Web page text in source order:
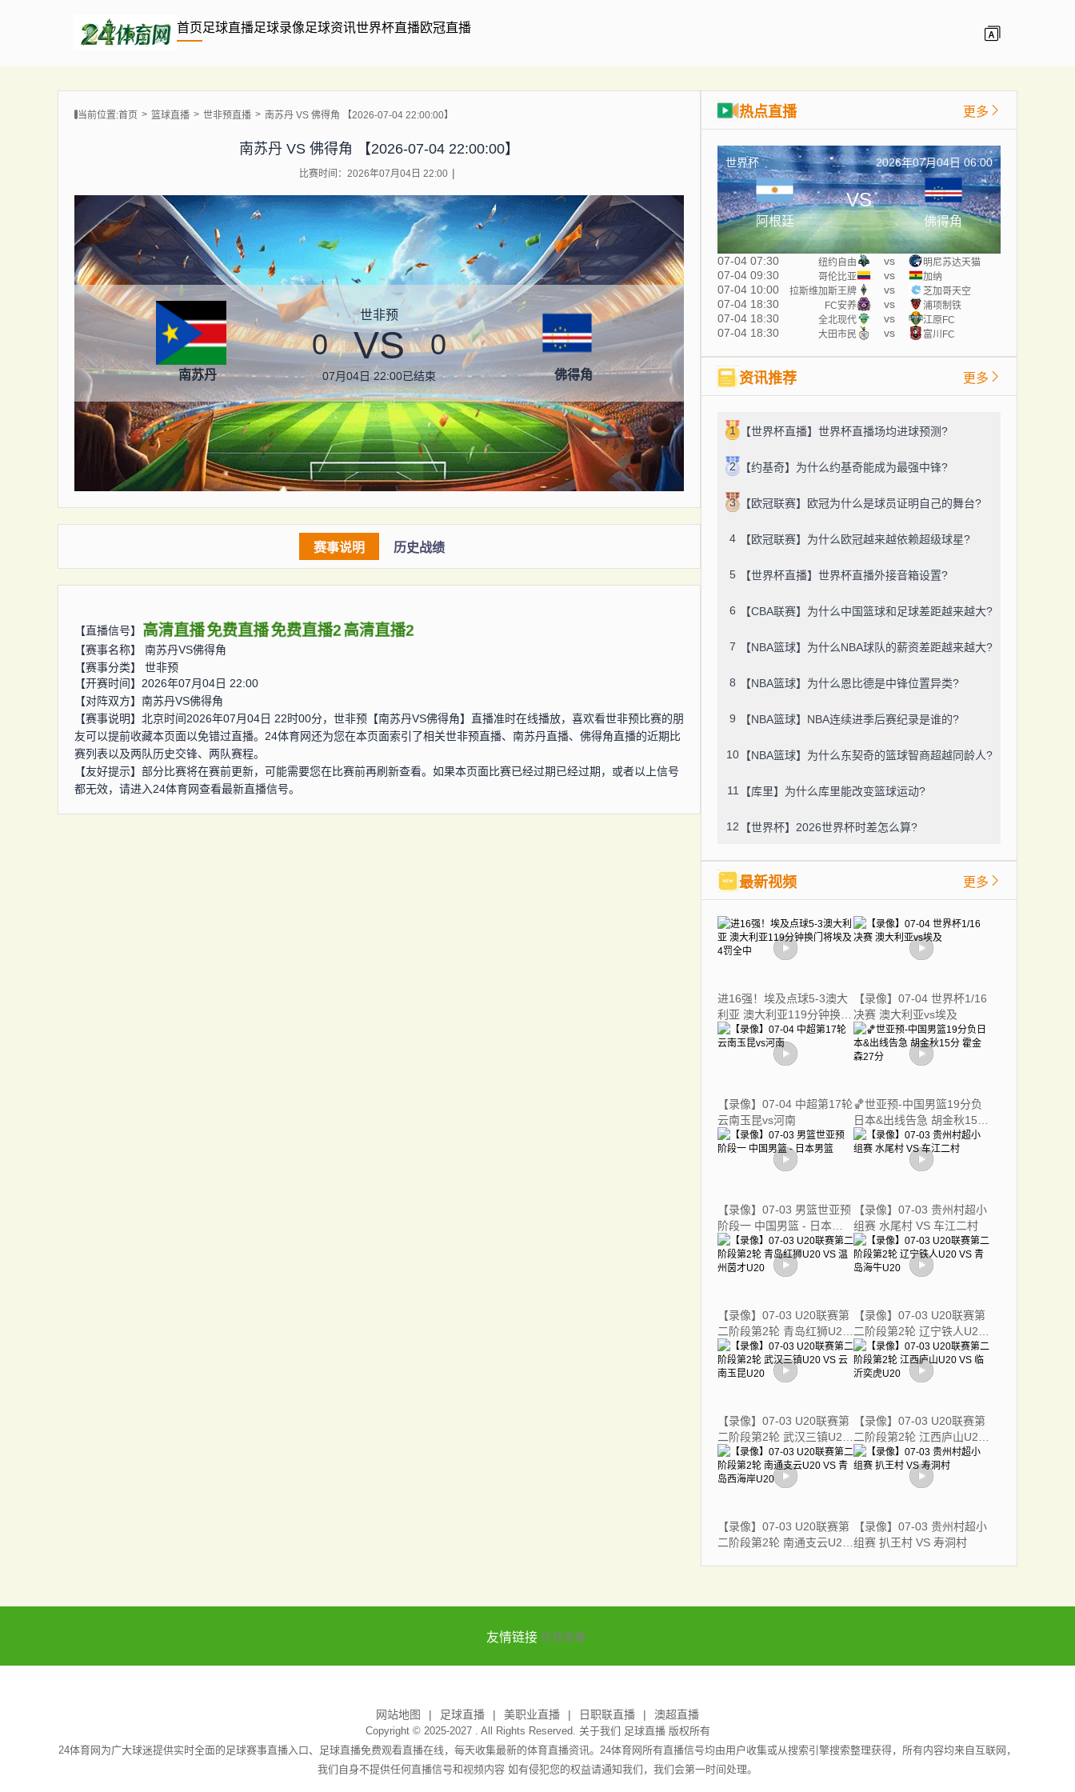
首页足球直播足球录像足球资讯世界杯直播欧冠直播
当前位置:首页 篮球直播 世非预直播 南苏丹 VS 佛得角 【2026-07-04 22:00:00】
南苏丹 VS 佛得角 【2026-07-04 22:00:00】
比赛时间：2026年07月04日 22:00
南苏丹
世非预
0 VS 0
07月04日 22:00已结束 佛得角
赛事说明 历史战绩
【直播信号】 高清直播 免费直播 免费直播2 高清直播2
【赛事名称】 南苏丹VS佛得角
【赛事分类】 世非预
【开赛时间】2026年07月04日 22:00
【对阵双方】 南苏丹VS佛得角
【赛事说明】北京时间2026年07月04日 22时00分，世非预【南苏丹VS佛得角】直播准时在线播放，喜欢看世非预比赛的朋
友可以提前收藏本页面以免错过直播。24体育网还为您在本页面索引了相关世非预直播、南苏丹直播、佛得角直播的近期比
赛列表以及两队历史交锋、两队赛程。
【友好提示】部分比赛将在赛前更新，可能需要您在比赛前再刷新查看。如果本页面比赛已经过期已经过期，或者以上信号
都无效，请进入24体育网查看最新直播信号。
热点直播 更多
世界杯 2026年07月04日 06:00
阿根廷
VS
佛得角
07-04 07:30 纽约自由 vs 明尼苏达天猫
07-04 09:30 哥伦比亚 vs 加纳
07-04 10:00 拉斯维加斯王牌 vs 芝加哥天空
07-04 18:30 FC安养 vs 浦项制铁
07-04 18:30 全北现代 vs 江原FC
07-04 18:30 大田市民 vs 富川FC
资讯推荐 更多
1 【世界杯直播】世界杯直播场均进球预测?
2 【约基奇】为什么约基奇能成为最强中锋?
3 【欧冠联赛】欧冠为什么是球员证明自己的舞台?
4 【欧冠联赛】为什么欧冠越来越依赖超级球星?
5 【世界杯直播】世界杯直播外接音箱设置?
6 【CBA联赛】为什么中国篮球和足球差距越来越大?
7 【NBA篮球】为什么NBA球队的薪资差距越来越大?
8 【NBA篮球】为什么恩比德是中锋位置异类?
9 【NBA篮球】NBA连续进季后赛纪录是谁的?
10 【NBA篮球】为什么东契奇的篮球智商超越同龄人?
11 【库里】为什么库里能改变篮球运动?
12 【世界杯】2026世界杯时差怎么算?
最新视频 更多
进16强！埃及点球5-3澳大
利亚 澳大利亚119分钟换门
将埃及4罚全中
【录像】07-04 世界杯1/16
决赛 澳大利亚vs埃及
【录像】07-04 中超第17轮
云南玉昆vs河南
🏀世亚预-中国男篮19分负
日本&出线告急 胡金秋15分
霍金森27分
【录像】07-03 男篮世亚预
阶段一 中国男篮 - 日本男
篮
【录像】07-03 贵州村超小
组赛 水尾村 VS 车江二村
【录像】07-03 U20联赛第
二阶段第2轮 青岛红狮U20
VS 温州茵才U20
【录像】07-03 U20联赛第
二阶段第2轮 辽宁铁人U20
VS 青岛海牛U20
【录像】07-03 U20联赛第
二阶段第2轮 武汉三镇U20
VS 云南玉昆U20
【录像】07-03 U20联赛第
二阶段第2轮 江西庐山U20
VS 临沂奕虎U20
【录像】07-03 U20联赛第
二阶段第2轮 南通支云U20
【录像】07-03 贵州村超小
组赛 扒王村 VS 寿洞村
友情链接 足球直播
网站地图 足球直播 美职业直播 日职联直播 澳超直播
Copyright © 2025-2027 . All Rights Reserved. 关于我们 足球直播版权所有
24体育网为广大球迷提供实时全面的足球赛事直播入口、足球直播免费观看直播在线，每天收集最新的体育直播资讯。24体育网所有直播信号均由用户收集或从搜索引擎搜索整理获得，所有内容均来自互联网，
我们自身不提供任何直播信号和视频内容 如有侵犯您的权益请通知我们，我们会第一时间处理。